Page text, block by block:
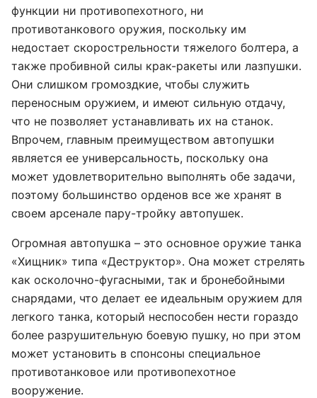
функции ни противопехотного, ни
противотанкового оружия, поскольку им
недостает скорострельности тяжелого болтера, а
также пробивной силы крак-ракеты или лазпушки.
Они слишком громоздкие, чтобы служить
переносным оружием, и имеют сильную отдачу,
что не позволяет устанавливать их на станок.
Впрочем, главным преимуществом автопушки
является ее универсальность, поскольку она
может удовлетворительно выполнять обе задачи,
поэтому большинство орденов все же хранят в
своем арсенале пару-тройку автопушек.
Огромная автопушка – это основное оружие танка
«Хищник» типа «Деструктор». Она может стрелять
как осколочно-фугасными, так и бронебойными
снарядами, что делает ее идеальным оружием для
легкого танка, который неспособен нести гораздо
более разрушительную боевую пушку, но при этом
может установить в спонсоны специальное
противотанковое или противопехотное
вооружение.